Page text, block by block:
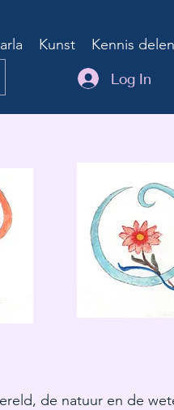
Kunst Kennis delen
Log In
de natuur en de